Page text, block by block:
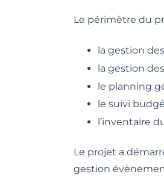
Le périmètre du
la gestion
la gestion
le planning
le suivi
l’inventaire
Le projet a
gestion